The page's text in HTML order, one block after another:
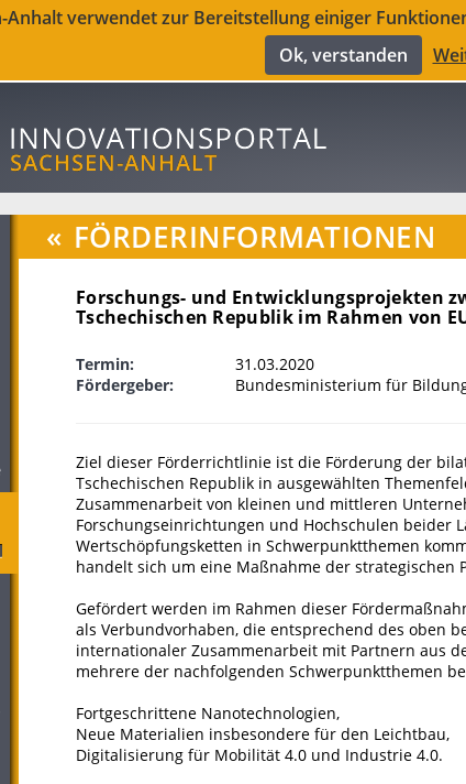
verwendet zur Bereitstellung einiger
Ok, verstanden
« FÖRDERINFORMATIONEN
Forschungs- und Entwicklungsprojekten
Tschechischen Republik im Rahmen von
Termin:
31.03.2020
Fördergeber:
Bundesministerium für
Ziel dieser Förderrichtlinie ist die Förderung der
Tschechischen Republik in ausgewählten
Zusammenarbeit von kleinen und mittleren
Forschungseinrichtungen und Hochschulen beider
Wertschöpfungsketten in Schwerpunktthemen
handelt sich um eine Maßnahme der strategischen
Gefördert werden im Rahmen dieser
als Verbundvorhaben, die entsprechend des oben
internationaler Zusammenarbeit mit Partnern aus
mehrere der nachfolgenden Schwerpunktthemen
Fortgeschrittene Nanotechnologien,
Neue Materialien insbesondere für den Leichtbau,
Digitalisierung für Mobilität 4.0 und Industrie 4.0.